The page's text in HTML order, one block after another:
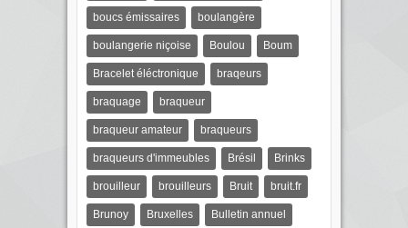
boucs émissaires boulangère
boulangerie niçoise Boulou Boum
Bracelet éléctronique braqeurs
braquage braqueur
braqueur amateur braqueurs
braqueurs d'immeubles Brésil Brinks
brouilleur brouilleurs Bruit bruit.fr
Brunoy Bruxelles Bulletin annuel